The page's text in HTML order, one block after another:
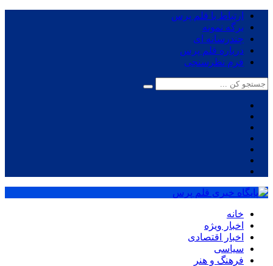
ارتباط با قلم پرس
برگه نمونه
چندرسانه ای
درباره قلم پرس
فرم نظرسنجی
خانه
اخبار ویژه
اخبار اقتصادی
سیاسی
فرهنگ و هنر